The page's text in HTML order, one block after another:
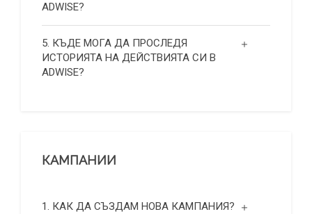
ADWISE?
5. КЪДЕ МОГА ДА ПРОСЛЕДЯ
ИСТОРИЯТА НА ДЕЙСТВИЯТА СИ В
ADWISE?
КАМПАНИИ
1. КАК ДА СЪЗДАМ НОВА КАМПАНИЯ?